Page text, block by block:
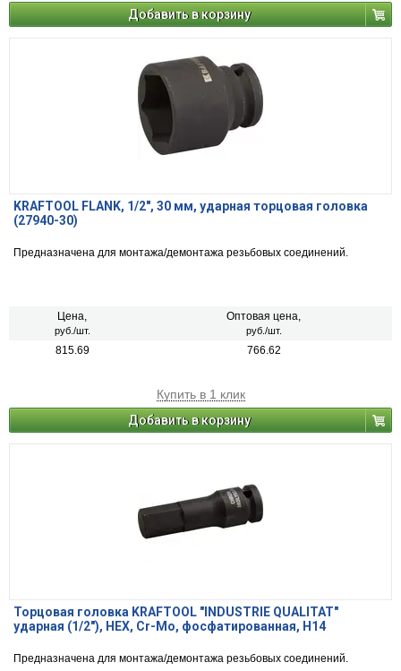
Добавить в корзину
KRAFTOOL FLANK, 1/2″, 30 мм, ударная торцовая головка
(27940-30)
Предназначена для монтажа/демонтажа резьбовых соединений.
Цена,
руб./шт.
Оптовая цена,
руб./шт.
815.69 766.62
Купить в 1 клик
Добавить в корзину
Торцовая головка KRAFTOOL "INDUSTRIE QUALITAT"
ударная (1/2"), HEX, Cr-Mo, фосфатированная, H14
Предназначена для монтажа/демонтажа резьбовых соединений.